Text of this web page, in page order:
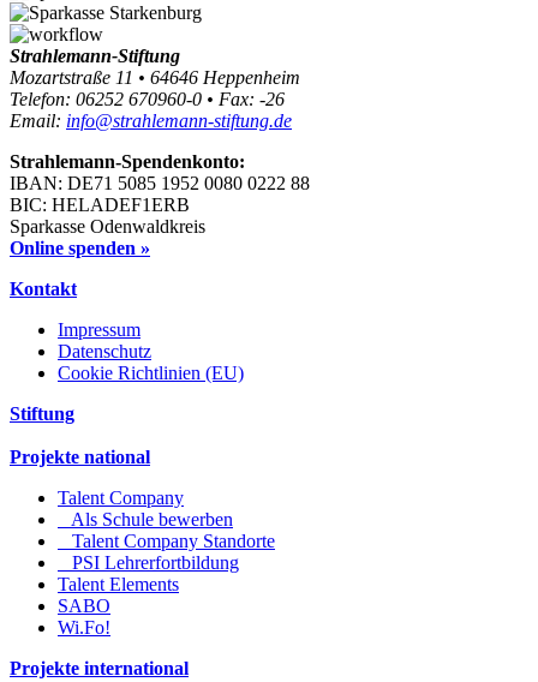
Strahlemann-Stiftung
Mozartstraße 11 • 64646 Heppenheim
Telefon: 06252 670960-0 • Fax: -26
Email: info@strahlemann-stiftung.de
Strahlemann-Spendenkonto:
IBAN: DE71 5085 1952 0080 0222 88
BIC: HELADEF1ERB
Sparkasse Odenwaldkreis
Online spenden »
Kontakt
Impressum
Datenschutz
Cookie Richtlinien (EU)
Stiftung
Projekte national
Talent Company
Als Schule bewerben
Talent Company Standorte
PSI Lehrerfortbildung
Talent Elements
SABO
Wi.Fo!
Projekte international